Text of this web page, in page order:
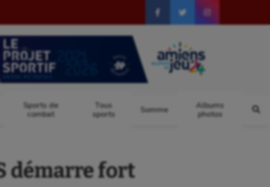
Sports de
combat
Tous
sports
Somme
Albums
photos
démarre fort